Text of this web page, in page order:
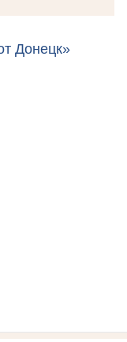
Донецк»